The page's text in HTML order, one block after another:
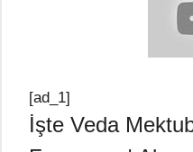
[ad_1]
İşte Veda